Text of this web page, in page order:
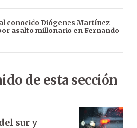
conocido Diógenes Martínez
asalto millonario en Fernando
de esta sección
sur y